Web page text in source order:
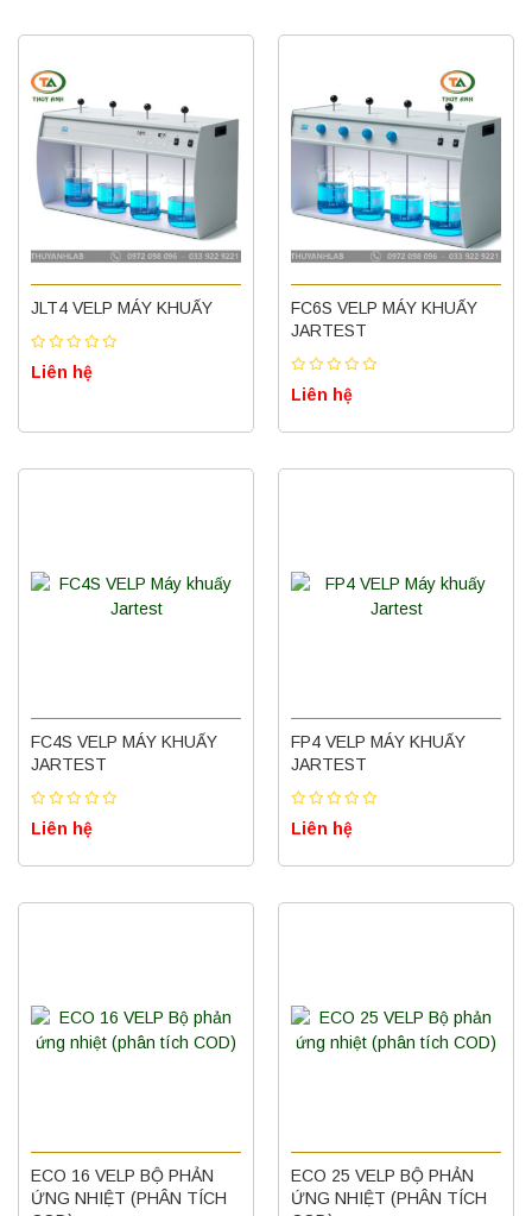
JLT4 VELP MÁY KHUẤY
Liên hệ
FC6S VELP MÁY KHUẤY
JARTEST
Liên hệ
FC4S VELP MÁY KHUẤY
JARTEST
Liên hệ
FP4 VELP MÁY KHUẤY
JARTEST
Liên hệ
ECO 16 VELP BỘ PHẢN
ỨNG NHIỆT (PHÂN TÍCH
ECO 25 VELP BỘ PHẢN
ỨNG NHIỆT (PHÂN TÍCH